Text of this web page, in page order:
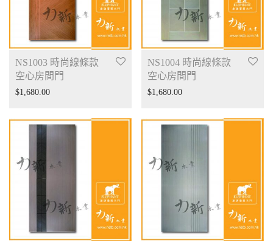
NS1003 時尚線條款
空心房間門
$1,680.00
NS1004 時尚線條款
空心房間門
$1,680.00